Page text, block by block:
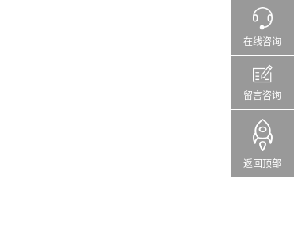
在线咨询
留言咨询
返回顶部